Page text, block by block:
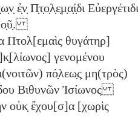
ἐ̣ν̣ Π̣τ̣ο̣λ̣ε̣μ̣α̣ί̣δι Εὐεργέτιδι
Πτολ[εμαὶς θυγάτηρ]
γενομένου
πό̣λεω̣ς̣ μη(τρὸς)
Βιθυνῶν Ἰσίωνος
οὐκ̣ ἔχου[σ]α [χωρὶς